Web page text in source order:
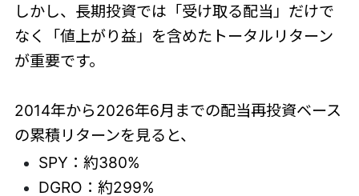
しかし、長期投資では「受け取る配当」だけで
なく「値上がり益」を含めたトータルリターン
が重要です。
2014年から2026年6月までの配当再投資ベース
の累積リターンを見ると、
SPY：約380%
DGRO：約299%